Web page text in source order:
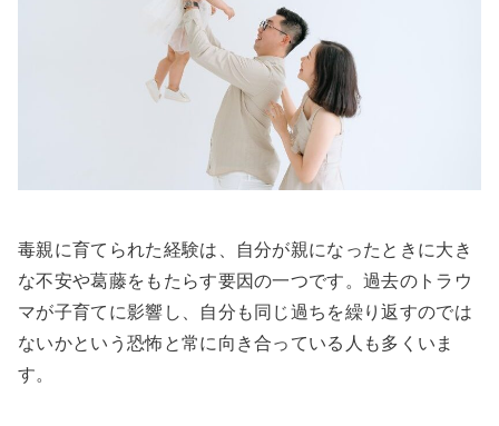
毒親に育てられた経験は、自分が親になったときに大き
な不安や葛藤をもたらす要因の一つです。過去のトラウ
マが子育てに影響し、自分も同じ過ちを繰り返すのでは
ないかという恐怖と常に向き合っている人も多くいま
す。